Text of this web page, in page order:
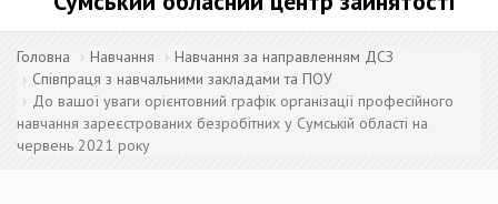
Головна Навчання
Навчання за направленням ДСЗ
Співпраця з навчальними закладами та ПОУ
До вашої уваги орієнтовний графік організації професійного
навчання зареєстрованих безробітних у Сумській області на
червень 2021 року